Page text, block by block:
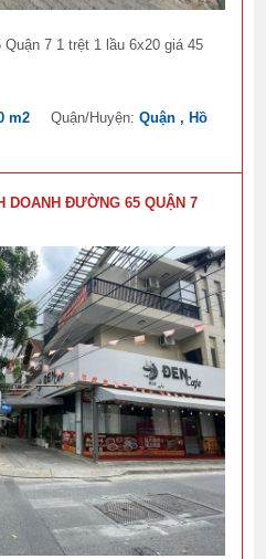
7 1 trệt 1 lầu 6x20 giá 45
m2 Quận/Huyện:Quận , Hồ
DOANH ĐƯỜNG 65 QUẬN 7